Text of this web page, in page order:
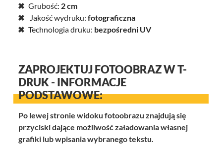
Grubość: 2 cm
Jakość wydruku:fotograficzna
Technologia druku: bezpośredni UV
ZAPROJEKTUJ FOTOOBRAZ W T-
DRUK - INFORMACJE
PODSTAWOWE:
Po lewej stronie widoku fotoobrazu znajdują się
przyciski dające możliwość załadowania własnej
grafiki lub wpisania wybranego tekstu.